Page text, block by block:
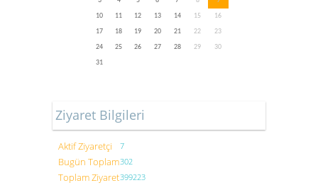
10
11 12 13 14 15
16
17
18 19 20 21 22
23
24
25 26 27 28 29
30
31
Ziyaret Bilgileri
Aktif Ziyaretçi 7
Bugün Toplam302
Toplam Ziyaret399223